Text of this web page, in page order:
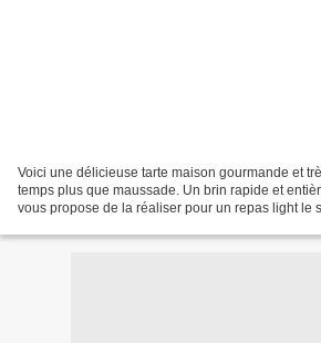
Voici une délicieuse tarte maison gourmande et
temps plus que maussade. Un brin rapide et
vous propose de la réaliser pour un repas light le